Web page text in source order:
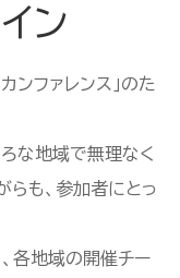
ン
ンファレンス」のた
な地域で無理なく
も、参加者にとっ
各地域の開催チー